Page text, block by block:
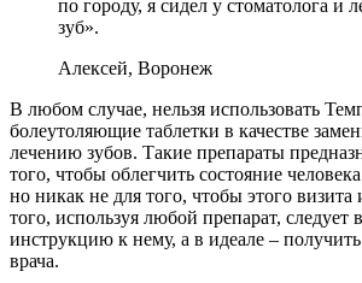
по городу, я сидел у стоматолога и
зуб».
Алексей, Воронеж
В любом случае, нельзя использовать
болеутоляющие таблетки в качестве
лечению зубов. Такие препараты
того, чтобы облегчить состояние
но никак не для того, чтобы этого визита
того, используя любой препарат, следует
инструкцию к нему, а в идеале –
врача.